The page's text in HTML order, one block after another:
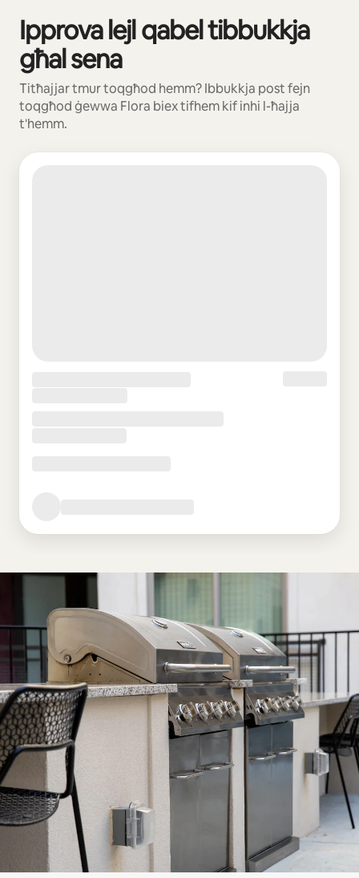
Ipprova lejl qabel tibbukkja
għal sena
Titħajjar tmur toqgħod hemm? Ibbukkja post fejn
toqgħod ġewwa Flora biex tifhem kif inhi l-ħajja
t'hemm.
Qed jintwerew 0 ħwejjeġ minn 0